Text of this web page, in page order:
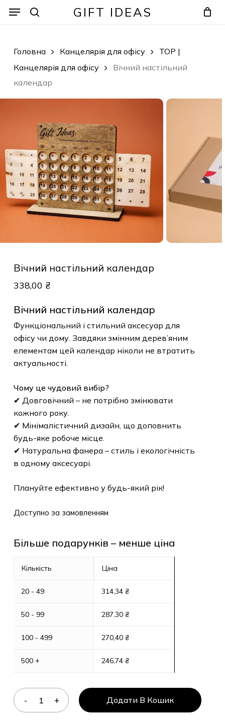
GIFT IDEAS
Menu
Головна Канцелярія для офісу
TOP |
Канцелярія для офісу
Вічний настільний
календар
Вічний настільний календар
338,00 ₴
Вічний настільний календар
Функціональний і стильний аксесуар для
офісу чи дому. Завдяки змінним дерев’яним
елементам цей календар ніколи не втратить
актуальності.
Чому це чудовий вибір?
✔ Довговічний – не потрібно змінювати
кожного року.
✔ Мінімалістичний дизайн, що доповнить
будь-яке робоче місце.
✔ Натуральна фанера – стиль і екологічність
в одному аксесуарі.
Плануйте ефективно у будь-який рік!
Доступно за замовленням
Більше подарунків – менше ціна
Кількість
20 - 49
50 - 99
100 - 499
500 +
Ціна
314,34 ₴
287,30 ₴
270,40 ₴
246,74 ₴
Додати В Кошик
Menu